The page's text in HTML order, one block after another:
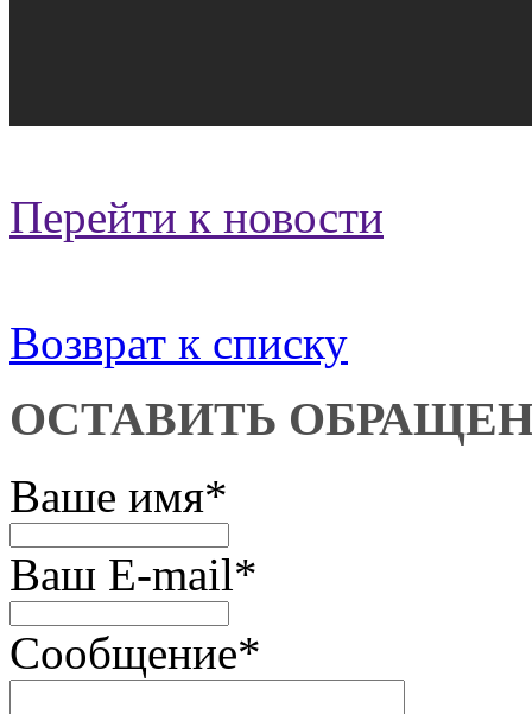
Перейти к новости
Возврат к списку
ОСТАВИТЬ
Ваше имя*
Ваш E-mail*
Сообщение*